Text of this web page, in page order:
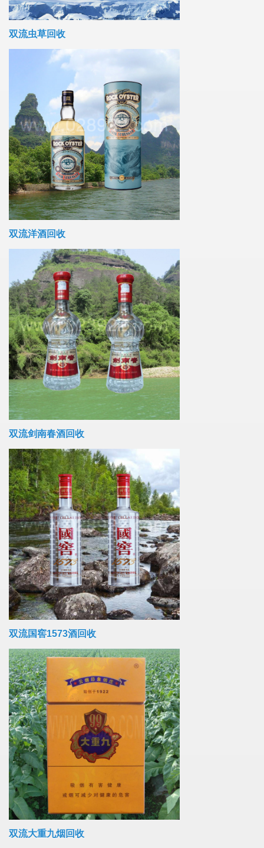
双流虫草回收
双流洋酒回收
双流剑南春酒回收
双流国窖1573酒回收
双流大重九烟回收